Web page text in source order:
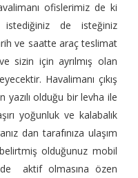
ofislerimiz de ki
de isteğiniz
ve saatte araç teslimat
sizin için ayrılmış olan
Havalimanı çıkış
yazılı olduğu bir levha ile
yoğunluk ve kalabalık
dan tarafınıza ulaşım
olduğunuz mobil
de aktif olmasına özen